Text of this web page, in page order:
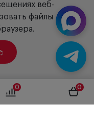
0 0
веб-
файлы